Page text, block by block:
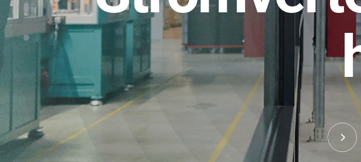
NEO CEE: Energieverteilung mit System. Robust im Alltag,
effizient in der Installation, zukunftsfähig im Ausbau.